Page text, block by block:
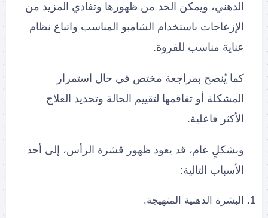
الدهني، ويمكن الحد من ظهورها وتفادي المزيد من
الإزعاجات باستخدام الشامبو المناسب واتباع نظام
عناية مناسب للفروة.
كما يُنصح بمراجعة مختص في حال استمرار
المشكلة أو تفاقمها لتقييم الحالة وتحديد العلاج
الأكثر فاعلية.
وبشكلٍ عام، قد يعود ظهور قشرة الرأس، إلى أحد
الأسباب التالية:
البشرة الدهنية المتهيجة.